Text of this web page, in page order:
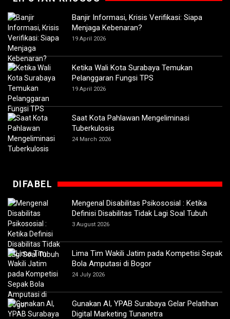
Banjir Informasi, Krisis Verifikasi: Siapa
Menjaga Kebenaran?
19 April 2026
Ketika Wali Kota Surabaya Temukan
Pelanggaran Fungsi TPS
19 April 2026
Saat Kota Pahlawan Mengeliminasi
Tuberkulosis
24 March 2026
DIFABEL
Mengenal Disabilitas Psikososial : Ketika
Definisi Disabilitas Tidak Lagi Soal Tubuh
3 August 2026
Lima Tim Wakili Jatim pada Kompetisi Sepak
Bola Amputasi di Bogor
24 July 2026
Gunakan AI, YPAB Surabaya Gelar Pelatihan
Digital Marketing Tunanetra